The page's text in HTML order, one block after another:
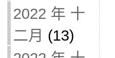
2022 年 十
二月 (13)